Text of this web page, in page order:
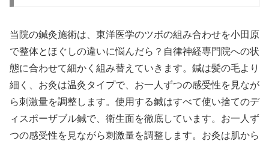
当院の鍼灸施術は、東洋医学のツボの組み合わせを小田原
で整体とほぐしの違いに悩んだら？自律神経専門院への状
態に合わせて細かく組み替えていきます。鍼は髪の毛より
細く、お灸は温灸タイプで、お一人ずつの感受性を見なが
ら刺激量を調整します。使用する鍼はすべて使い捨てのデ
ィスポーザブル鍼で、衛生面を徹底しています。お一人ず
つの感受性を見ながら刺激量を調整します。お灸は肌から